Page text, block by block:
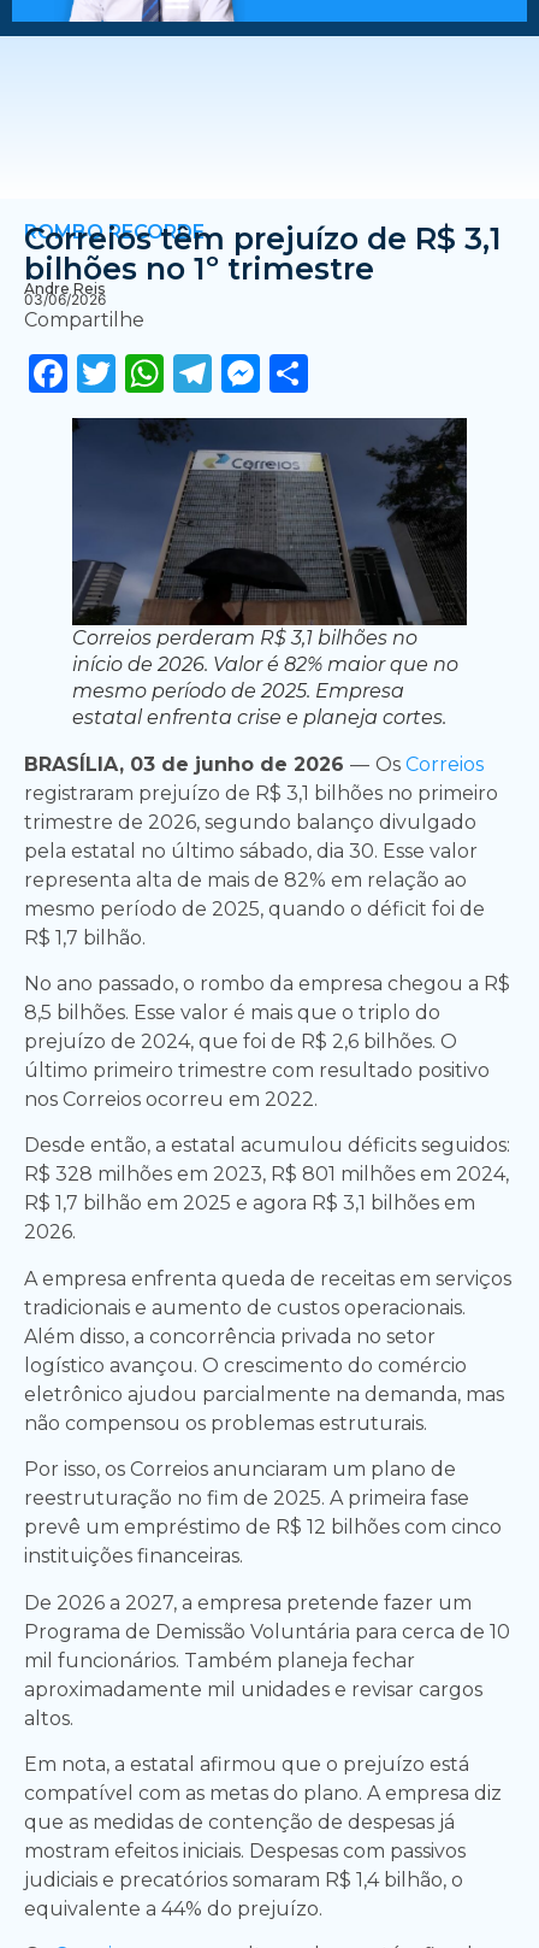
ROMBO RECORDE
Correios têm prejuízo de R$ 3,1
bilhões no 1º trimestre
Andre Reis
03/06/2026
Compartilhe
Facebook
Twitter
WhatsApp
Telegram
Messenger
Correios perderam R$ 3,1 bilhões no
início de 2026. Valor é 82% maior que no
mesmo período de 2025. Empresa
estatal enfrenta crise e planeja cortes.
BRASÍLIA, 03 de junho de 2026 — Os Correios
registraram prejuízo de R$ 3,1 bilhões no primeiro
trimestre de 2026, segundo balanço divulgado
pela estatal no último sábado, dia 30. Esse valor
representa alta de mais de 82% em relação ao
mesmo período de 2025, quando o déficit foi de
R$ 1,7 bilhão.
No ano passado, o rombo da empresa chegou a R$
8,5 bilhões. Esse valor é mais que o triplo do
prejuízo de 2024, que foi de R$ 2,6 bilhões. O
último primeiro trimestre com resultado positivo
nos Correios ocorreu em 2022.
Desde então, a estatal acumulou déficits seguidos:
R$ 328 milhões em 2023, R$ 801 milhões em 2024,
R$ 1,7 bilhão em 2025 e agora R$ 3,1 bilhões em
2026.
A empresa enfrenta queda de receitas em serviços
tradicionais e aumento de custos operacionais.
Além disso, a concorrência privada no setor
logístico avançou. O crescimento do comércio
eletrônico ajudou parcialmente na demanda, mas
não compensou os problemas estruturais.
Por isso, os Correios anunciaram um plano de
reestruturação no fim de 2025. A primeira fase
prevê um empréstimo de R$ 12 bilhões com cinco
instituições financeiras.
De 2026 a 2027, a empresa pretende fazer um
Programa de Demissão Voluntária para cerca de 10
mil funcionários. Também planeja fechar
aproximadamente mil unidades e revisar cargos
altos.
Em nota, a estatal afirmou que o prejuízo está
compatível com as metas do plano. A empresa diz
que as medidas de contenção de despesas já
mostram efeitos iniciais. Despesas com passivos
judiciais e precatórios somaram R$ 1,4 bilhão, o
equivalente a 44% do prejuízo.